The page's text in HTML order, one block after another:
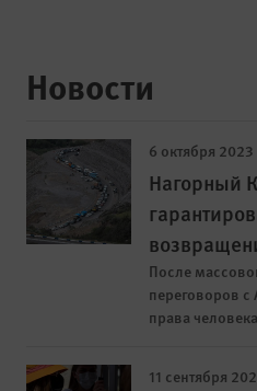
Новости
6 октября 2023
Нагорный
После
переговоров
права человека
11 сентября